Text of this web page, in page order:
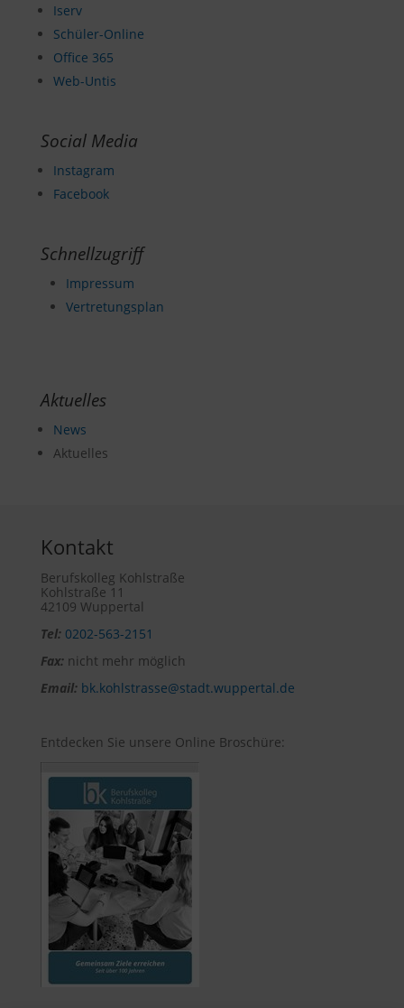
Iserv
Schüler-Online
Office 365
Web-Untis
Social Media
Instagram
Facebook
Schnellzugriff
Impressum
Vertretungsplan
Aktuelles
News
Aktuelles
Kontakt
Berufskolleg Kohlstraße
Kohlstraße 11
42109 Wuppertal
Tel: 0202-563-2151
Fax:nicht mehr möglich
Email: bk.kohlstrasse@stadt.wuppertal.de
Entdecken Sie unsere Online Broschüre: